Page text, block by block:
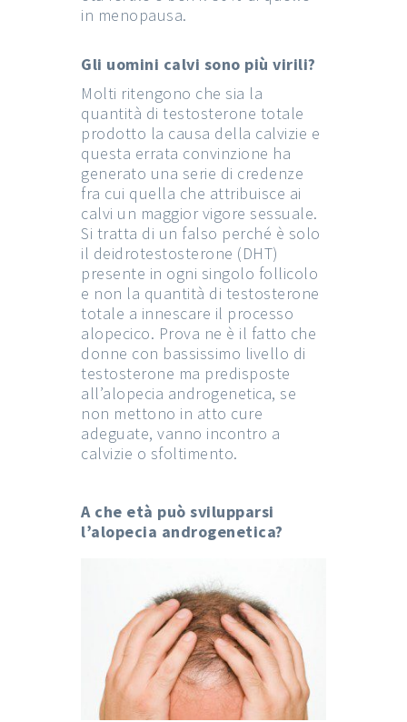
in menopausa.
Gli uomini calvi sono più virili?
Molti ritengono che sia la
quantità di testosterone totale
prodotto la causa della calvizie e
questa errata convinzione ha
generato una serie di credenze
fra cui quella che attribuisce ai
calvi un maggior vigore sessuale.
Si tratta di un falso perché è solo
il deidrotestosterone (DHT)
presente in ogni singolo follicolo
e non la quantità di testosterone
totale a innescare il processo
alopecico. Prova ne è il fatto che
donne con bassissimo livello di
testosterone ma predisposte
all’alopecia androgenetica, se
non mettono in atto cure
adeguate, vanno incontro a
calvizie o sfoltimento.
A che età può svilupparsi
l’alopecia androgenetica?